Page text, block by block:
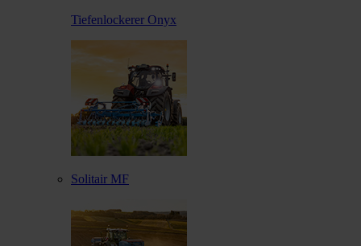
Tiefenlockerer Onyx
Solitair MF